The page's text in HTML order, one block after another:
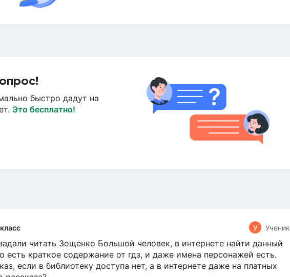
быстро дадут на
Это бесплатно!
У Ученик
читать Зощенко Большой человек, в интернете найти данный
есть краткое содержание от гдз, и даже имена персонажей есть.
если в библиотеку доступа нет, а в интернете даже на платных